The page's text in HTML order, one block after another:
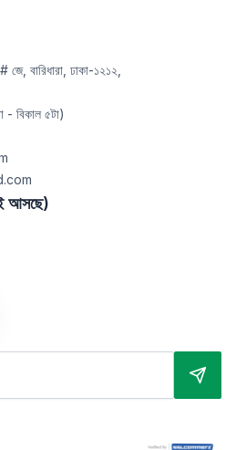
বারিধারা, ঢাকা-১২১২,
- বিকাল ৫টা)
আসছে)